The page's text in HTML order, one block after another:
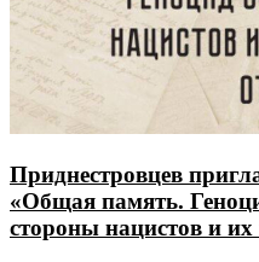
Приднестровцев
«Общая память.
стороны нацистов и